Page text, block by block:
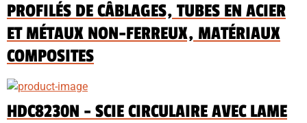
PROFILÉS DE CÂBLAGES, TUBES EN ACIER
ET MÉTAUX NON-FERREUX, MATÉRIAUX
COMPOSITES
HDC8230N - SCIE CIRCULAIRE AVEC LAME